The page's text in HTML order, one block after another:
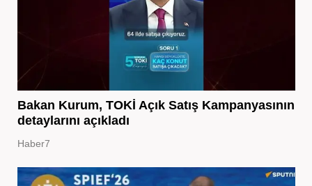
Bakan Kurum, TOKİ Açık Satış Kampanyasının
detaylarını açıkladı
Haber7